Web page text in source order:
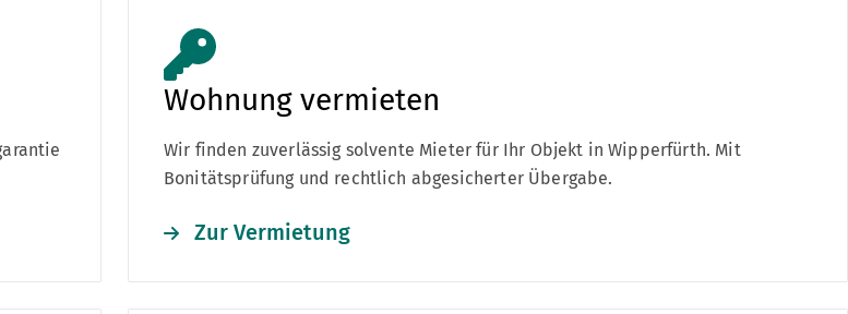
Wohnung vermieten
Wir finden zuverlässig solvente Mieter für Ihr Objekt in Wipperfürth. Mit
Bonitätsprüfung und rechtlich abgesicherter Übergabe.
Zur Vermietung